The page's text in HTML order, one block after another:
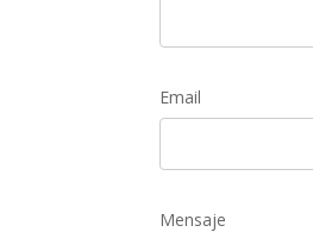
Email
Mensaje